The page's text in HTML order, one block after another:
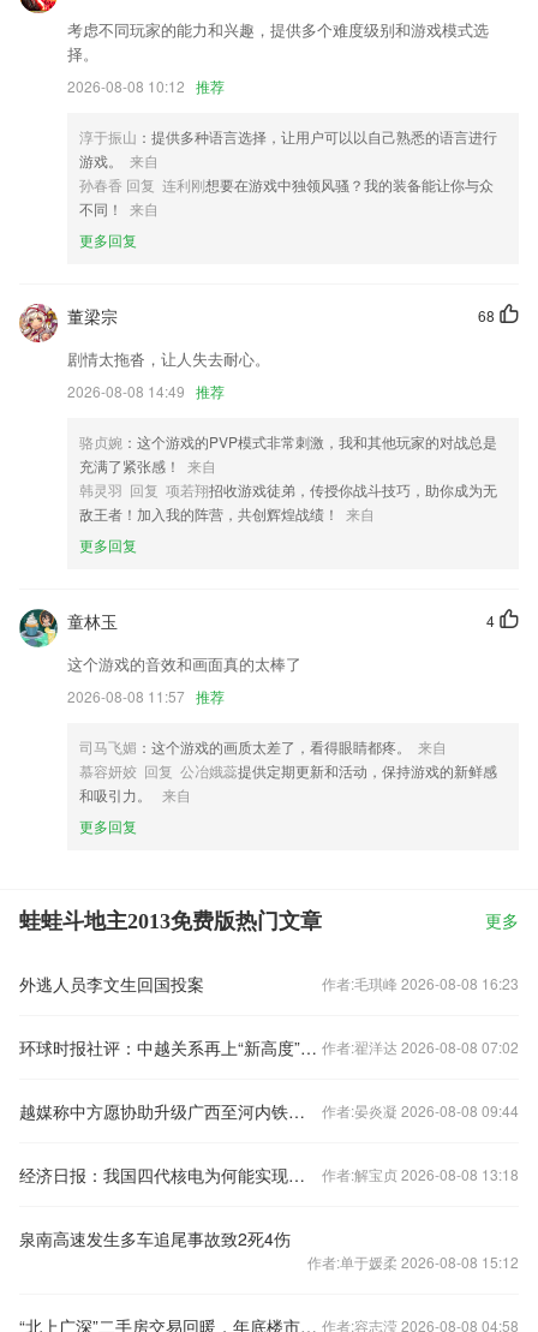
蛙蛙斗地主2013免费版更新了什么?
修复连接搜索不到问题；
修复横屏滑动坐标问题；
优化ui，阅读界面更清爽。
支持四分屏查看门店视频。
修复部分已知问题，更新隐私政策
以上就是蛙蛙斗地主2013免费版的介绍，如果您喜欢这款软件，您可以
到应用商店进行打分评论，说出您的使用经历，以帮助我们更好的对产品
进行优化修改。
考虑不同玩家的能力和兴趣，提供多个难度级别和游戏模式选
择。
2026-08-08 10:12 推荐
淳于振山 ：提供多种语言选择，让用户可以以自己熟悉的语言进行
游戏。
来自
孙春香 回复 连利刚想要在游戏中独领风骚？我的装备能让你与众
不同！
来自
更多回复
68
董梁宗
剧情太拖沓，让人失去耐心。
2026-08-08 14:49 推荐
骆贞婉 ：这个游戏的PVP模式非常刺激，我和其他玩家的对战总是
充满了紧张感！
来自
韩灵羽 回复 项若翔招收游戏徒弟，传授你战斗技巧，助你成为无
敌王者！加入我的阵营，共创辉煌战绩！
来自
更多回复
4
童林玉
这个游戏的音效和画面真的太棒了
2026-08-08 11:57 推荐
司马飞媚 ：这个游戏的画质太差了，看得眼睛都疼。
来自
慕容妍姣 回复 公冶娥蕊提供定期更新和活动，保持游戏的新鲜感
和吸引力。
来自
更多回复
蛙蛙斗地主2013免费版热门文章 更多
外逃人员李文生回国投案 作者:毛琪峰 2026-08-08 16:23
环球时报社评：中越关系再上“新高度”令人期待 作者:翟洋达 2026-08-08 07:02
越媒称中方愿协助升级广西至河内铁路交通，外交部回应 作者:晏炎凝 2026-08-08 09:44
经济日报：我国四代核电为何能实现领跑 作者:解宝贞 2026-08-08 13:18
泉南高速发生多车追尾事故致2死4伤
作者:单于媛柔 2026-08-08 15:12
“北上广深”二手房交易回暖，年底楼市怎样看？ 作者:容志滢 2026-08-08 04:58